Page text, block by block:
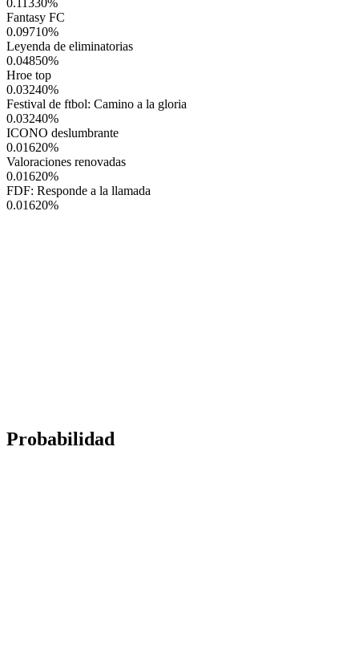
Fantasy FC
0.09710%
Leyenda de eliminatorias
0.04850%
Hroe top
0.03240%
Festival de ftbol: Camino a la gloria
0.03240%
ICONO deslumbrante
0.01620%
Valoraciones renovadas
0.01620%
FDF: Responde a la llamada
0.01620%
Probabilidad